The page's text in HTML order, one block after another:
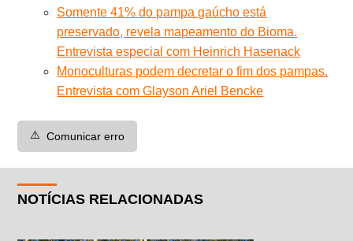
Somente 41% do pampa gaúcho está
preservado, revela mapeamento do Bioma.
Entrevista especial com Heinrich Hasenack
Monoculturas podem decretar o fim dos pampas.
Entrevista com Glayson Ariel Bencke
⚠️ Comunicar erro
NOTÍCIAS RELACIONADAS